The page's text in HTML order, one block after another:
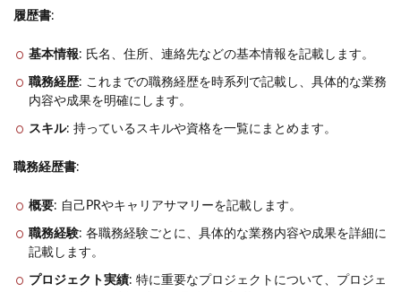
履歴書:
基本情報: 氏名、住所、連絡先などの基本情報を記載します。
職務経歴: これまでの職務経歴を時系列で記載し、具体的な業務
内容や成果を明確にします。
スキル: 持っているスキルや資格を一覧にまとめます。
職務経歴書:
概要: 自己PRやキャリアサマリーを記載します。
職務経験: 各職務経験ごとに、具体的な業務内容や成果を詳細に
記載します。
プロジェクト実績: 特に重要なプロジェクトについて、プロジェ